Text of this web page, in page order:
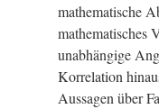
mathematische
mathematisches
unabhängige
Korrelation
Aussagen über